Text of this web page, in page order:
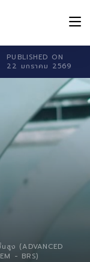
PUBLISHED ON
22 มกราคม 2569
สูง (ADVANCED
- BRS)